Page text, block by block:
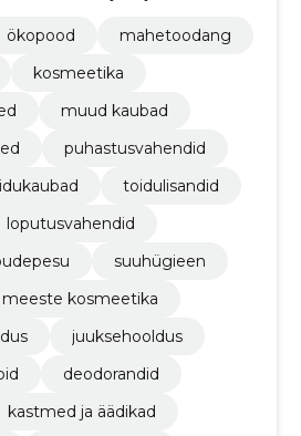
ökopood
mahetoodang
kosmeetika
muud kaubad
puhastusvahendid
toidulisandid
loputusvahendid
suuhügieen
meeste kosmeetika
juuksehooldus
deodorandid
kastmed ja äädikad